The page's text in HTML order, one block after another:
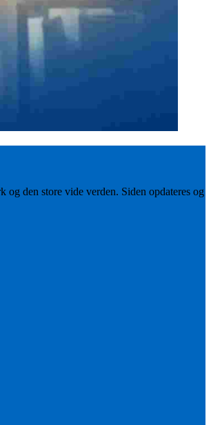
og den store vide verden. Siden opdateres og